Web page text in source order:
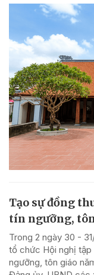
Tạo sự đồng
tín ngưỡng,
Trong 2 ngày 30 -
tổ chức Hội nghị
ngưỡng, tôn giáo